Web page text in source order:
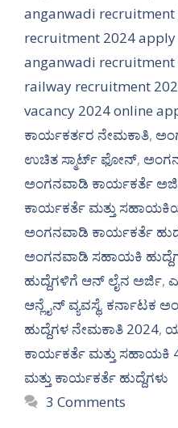
anganwadi recruitment
recruitment 2024
anganwadi
railway recruitment
vacancy 2024 online
ಕಾರ್ಯಕರ್ತರ ನೇಮಕಾತಿ,
ಉಚಿತ ಸ್ಮಾರ್ಟ್ ಫೋನ್,
ಅಂಗನವಾಡಿ ಕಾರ್ಯಕರ್ತೆ
ಕಾರ್ಯಕರ್ತೆ ಮತ್ತು
ಅಂಗನವಾಡಿ ಕಾರ್ಯಕರ್ತೆ
ಅಂಗನವಾಡಿ ಸಹಾಯಕಿ
ಹುದ್ದೆಗಳಿಗೆ ಆನ್ ಲೈನ ಅರ್ಜಿ,
ಆನ್ಲೈನ್ ವ್ಯವಸ್ಥೆ, ಕರ್ನಾಟಕ
ಹುದ್ದೆಗಳ ನೇಮಕಾತಿ 2024,
ಕಾರ್ಯಕರ್ತೆ ಮತ್ತು ಸಹಾಯಕಿ
ಮತ್ತು ಕಾರ್ಯಕರ್ತೆ ಹುದ್ದೆಗಳು
3 Comments